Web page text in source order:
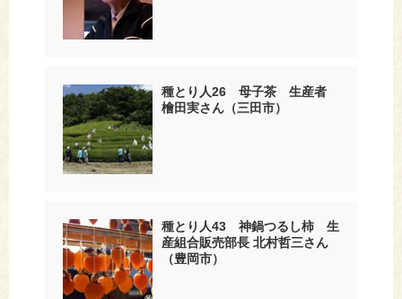
種とり人26 母子茶 生産者
檜田実さん（三田市）
種とり人43 神鍋つるし柿 生
産組合販売部長 北村哲三さん
（豊岡市）